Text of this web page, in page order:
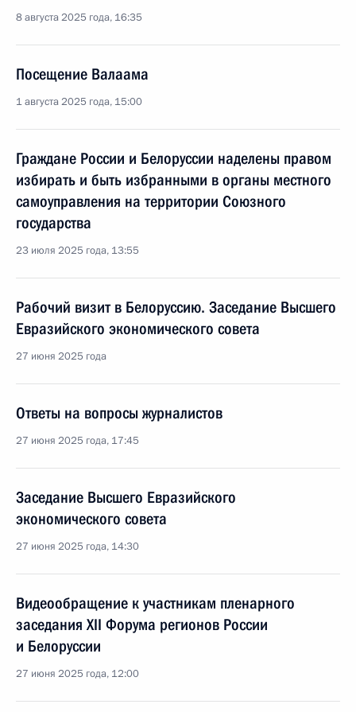
8 августа 2025 года, 16:35
Посещение Валаама
1 августа 2025 года, 15:00
Граждане России и Белоруссии наделены правом
избирать и быть избранными в органы местного
самоуправления на территории Союзного
государства
23 июля 2025 года, 13:55
Рабочий визит в Белоруссию. Заседание Высшего
Евразийского экономического совета
27 июня 2025 года
Ответы на вопросы журналистов
27 июня 2025 года, 17:45
Заседание Высшего Евразийского
экономического совета
27 июня 2025 года, 14:30
Видеообращение к участникам пленарного
заседания XII Форума регионов России
и Белоруссии
27 июня 2025 года, 12:00